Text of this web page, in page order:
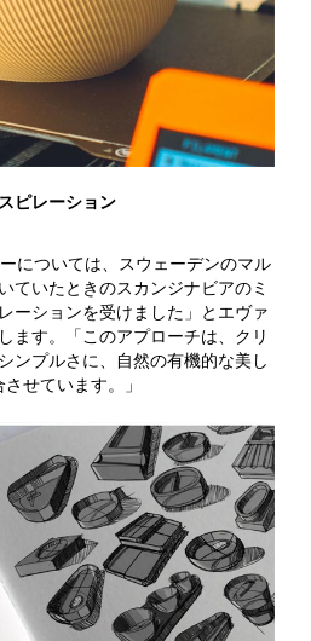
ピレーション
については、スウェーデンのマル
ていたときのスカンジナビアのミ
ーションを受けました」とエヴァ
ます。「このアプローチは、クリ
ンプルさに、自然の有機的な美し
させています。」